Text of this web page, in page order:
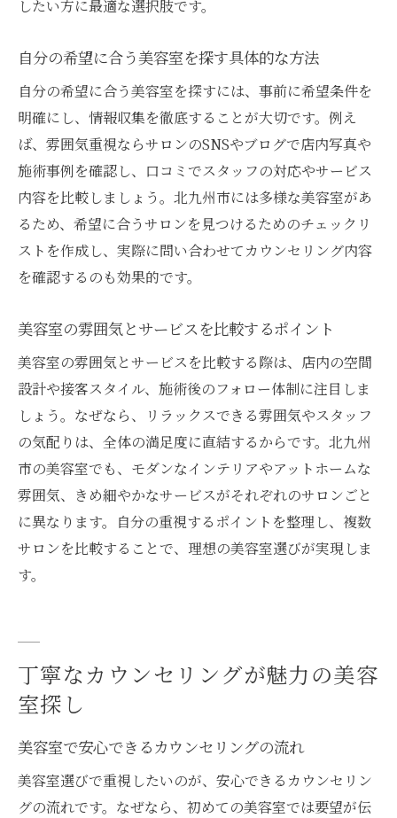
したい方に最適な選択肢です。
自分の希望に合う美容室を探す具体的な方法
自分の希望に合う美容室を探すには、事前に希望条件を
明確にし、情報収集を徹底することが大切です。例え
ば、雰囲気重視ならサロンのSNSやブログで店内写真や
施術事例を確認し、口コミでスタッフの対応やサービス
内容を比較しましょう。北九州市には多様な美容室があ
るため、希望に合うサロンを見つけるためのチェックリ
ストを作成し、実際に問い合わせてカウンセリング内容
を確認するのも効果的です。
美容室の雰囲気とサービスを比較するポイント
美容室の雰囲気とサービスを比較する際は、店内の空間
設計や接客スタイル、施術後のフォロー体制に注目しま
しょう。なぜなら、リラックスできる雰囲気やスタッフ
の気配りは、全体の満足度に直結するからです。北九州
市の美容室でも、モダンなインテリアやアットホームな
雰囲気、きめ細やかなサービスがそれぞれのサロンごと
に異なります。自分の重視するポイントを整理し、複数
サロンを比較することで、理想の美容室選びが実現しま
す。
丁寧なカウンセリングが魅力の美容
室探し
美容室で安心できるカウンセリングの流れ
美容室選びで重視したいのが、安心できるカウンセリン
グの流れです。なぜなら、初めての美容室では要望が伝